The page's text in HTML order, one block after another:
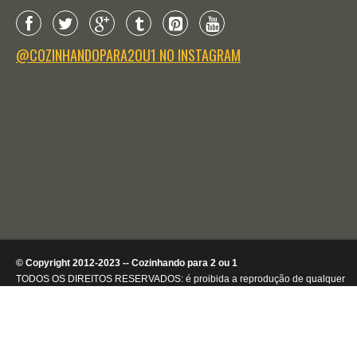
@COZINHANDOPARA2OU1 NO INSTAGRAM
© Copyright 2012-2023 -- Cozinhando para 2 ou 1
TODOS OS DIREITOS RESERVADOS: é proibida a reprodução de qualquer